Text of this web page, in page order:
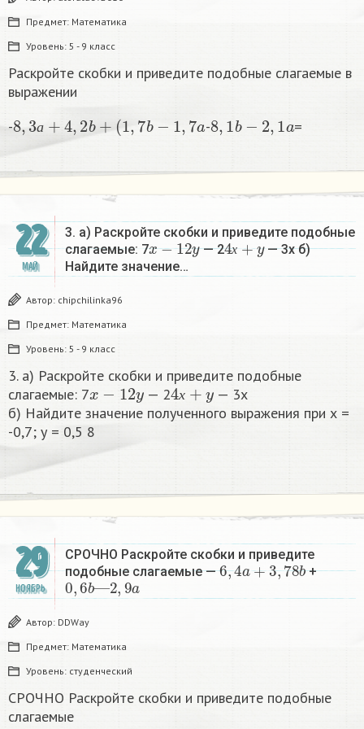
Предмет: Математика
Уровень: 5 - 9 класс
Раскройте скобки и приведите подобные слагаемые в
выражении
-
а
8 3а 2 b+ 7b 1,
-
8 1b ,1 a
=​
22
МАЙ
3. а) Раскройте скобки и приведите подобные
слагаемые: 7
x−12y
— 2 х
4х+y
— 3x б)
Найдите значение…
Автор: chipchilinka96
Предмет: Математика
Уровень: 5 - 9 класс
3. а) Раскройте скобки и приведите подобные
слагаемые: 7
x− 12y
— 2 х
4х+y
— 3x
б) Найдите значение полученного выражения при х =
-0,7; у = 0,5 8
29
НОЯБРЬ
СРОЧНО Раскройте скобки и приведите
подобные слагаемые —
6,4a +3,78b
+
0,6b—2,9a
Автор: DDWay
Предмет: Математика
Уровень: студенческий
СРОЧНО Раскройте скобки и приведите подобные
слагаемые